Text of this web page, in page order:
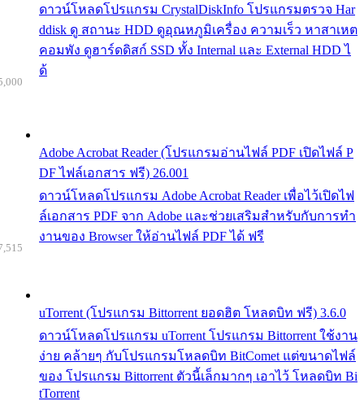
ดาวน์โหลดโปรแกรม CrystalDiskInfo โปรแกรมตรวจ Har
ddisk ดู สถานะ HDD ดูอุณหภูมิเครื่อง ความเร็ว หาสาเหต
คอมพัง ดูฮาร์ดดิสก์ SSD ทั้ง Internal และ External HDD ไ
ด้
Adobe Acrobat Reader (โปรแกรมอ่านไฟล์ PDF เปิดไฟล์ P
DF ไฟล์เอกสาร ฟรี) 26.001
ดาวน์โหลดโปรแกรม Adobe Acrobat Reader เพื่อไว้เปิดไฟ
ล์เอกสาร PDF จาก Adobe และช่วยเสริมสำหรับกับการทำ
งานของ Browser ให้อ่านไฟล์ PDF ได้ ฟรี
uTorrent (โปรแกรม Bittorrent ยอดฮิต โหลดบิท ฟรี) 3.6.0
ดาวน์โหลดโปรแกรม uTorrent โปรแกรม Bittorrent ใช้งาน
ง่าย คล้ายๆ กับโปรแกรมโหลดบิท BitComet แต่ขนาดไฟล์
ของ โปรแกรม Bittorrent ตัวนี้เล็กมากๆ เอาไว้ โหลดบิท Bi
tTorrent